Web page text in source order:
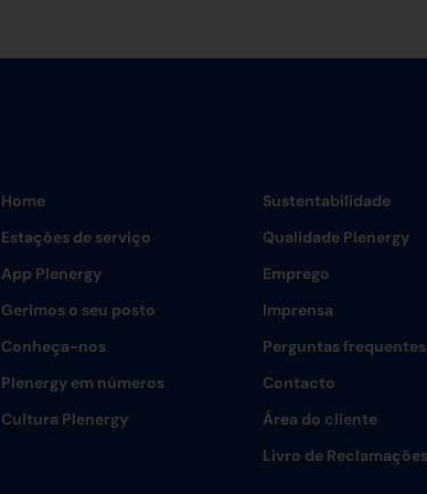
Home
Estações de serviço
App Plenergy
Gerimos o seu posto
Conheça-nos
Plenergy em números
Cultura Plenergy
Sustentabilidade
Qualidade Plenergy
Emprego
Imprensa
Perguntas frequentes
Contacto
Área do cliente
Livro de Reclamações